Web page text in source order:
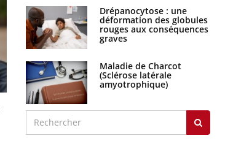
Hantavirus : un cas détecté chez un
Drépanocytose : une
déformation des globules
rouges aux conséquences
graves
Maladie de Charcot
(Sclérose latérale
amyotrophique)